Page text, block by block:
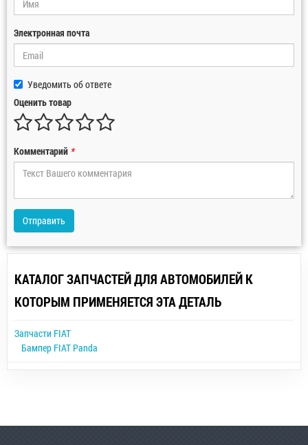
Электронная почта
Уведомить об ответе
Оценить товар
Комментарий *
Отправить
КАТАЛОГ ЗАПЧАСТЕЙ ДЛЯ АВТОМОБИЛЕЙ К
КОТОРЫМ ПРИМЕНЯЕТСЯ ЭТА ДЕТАЛЬ
Запчасти FIAT
Бампер FIAT Panda